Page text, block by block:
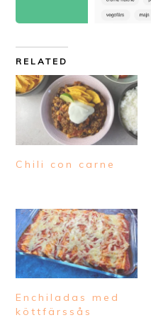
RELATED
Chili con carne
Enchiladas med
köttfärssås